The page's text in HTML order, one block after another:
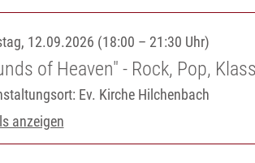
12.09.2026 (18:00 – 21:30 Uhr)
of Heaven" - Rock, Pop,
Ev. Kirche Hilchenbach
anzeigen